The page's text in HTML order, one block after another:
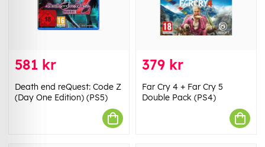
581 kr
Death end reQuest: Code Z
(Day One Edition) (PS5)
379 kr
Far Cry 4 + Far Cry 5
Double Pack (PS4)